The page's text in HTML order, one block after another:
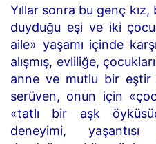
Yıllar sonra bu genç
duyduğu eşi ve iki
aile» yaşamı içinde
alışmış, evliliğe,
anne ve mutlu bir eştir
serüven, onun için
«tatlı bir aşk
deneyimi, yaşantısı